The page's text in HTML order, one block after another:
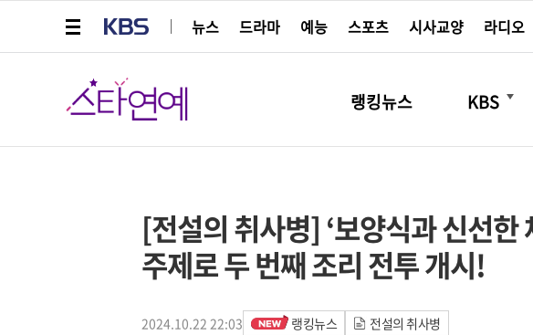
뉴스
드라마 예능 스포츠 시사교양 라디오
스타연예
랭킹뉴스 KBS
더보기
[전설의 취사병] ‘보양식과 신선한
주제로 두 번째 조리 전투 개시!
2024.10.22 22:03 랭킹뉴스 전설의 취사병
페이스북
트위터
네이버
URL복사
글씨 작게보기
글씨 크게보기